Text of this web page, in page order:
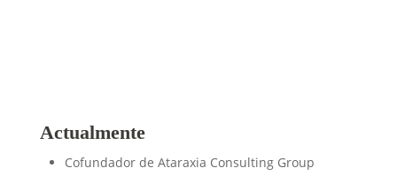
Actualmente
Cofundador de Ataraxia Consulting Group